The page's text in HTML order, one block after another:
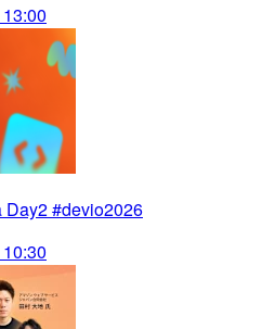
Day2 #devio2026